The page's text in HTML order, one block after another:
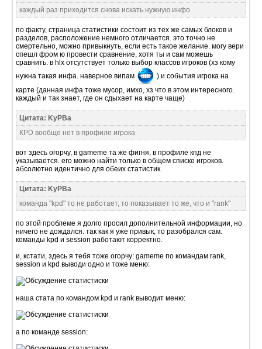
каждый раз приходится снова искать нужную инфо
по факту, страница статистики состоит из тех же самых блоков и
разделов, расположение немного отличается. это точно не
смертельно, можно привыкнуть, если есть такое желание. могу вери
спешл фром ю провести сравнение, хотя ты и сам можешь
сравнить. в hlx отсутствует только выбор классов игроков (хз кому
нужна такая инфа. наверное випам
) и события игрока на
карте (данная инфа тоже мусор, имхо, хз что в этом интересного.
каждый и так знает, где он сдыхает на карте чаще)
Цитата: KyPBa
КPD вообще нет в профиле игрока
вот здесь огорчу, в gameme та же фигня, в профиле кпд не
указывается. его можно найти только в общем списке игроков.
абсолютно идентично для обеих статистик.
Цитата: KyPBa
команда "kpd" то не работает, то показывает то же, что и "rank"
по этой проблеме я долго просил дополнительной информации, но
ничего не дождался. так как я уже привык, то разобрался сам.
команды kpd и session работают корректно.
и, кстати, здесь я тебя тоже огорчу: gameme по командам rank,
session и kpd выводи одно и тоже меню:
наша стата по командом kpd и rank выводит меню:
а по команде session: